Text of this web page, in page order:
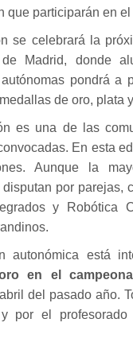
que participarán en el
se celebrará la
Madrid, donde
pondrá a
de oro, plata
es una de las
En esta
Aunque la
por parejas,
y Robótica
autonómica está
en el
del pasado año.
y por el